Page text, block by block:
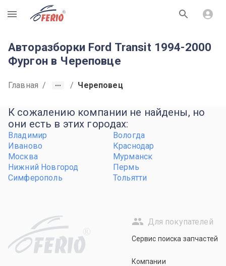
R
Авторазборки Ford Transit 1994-2000
Фургон в Череповце
Главная / / Череповец
К сожалению компании не найдены, но
они есть в этих городах:
Владимир
Вологда
Иваново
Краснодар
Москва
Мурманск
Нижний Новгород
Пермь
Симферополь
Тольятти
R
Для покупателей
Сервис поиска запчастей
Компании